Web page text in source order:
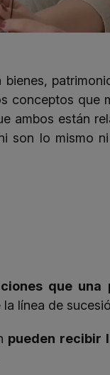
conceptos que
ambos están
son lo mismo
que una
línea de
pueden recibir